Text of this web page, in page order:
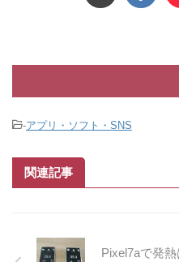
公式が謝罪するほど大問題になっ
-アプリ・ソフト・SNS
関連記事
Pixel7aで発